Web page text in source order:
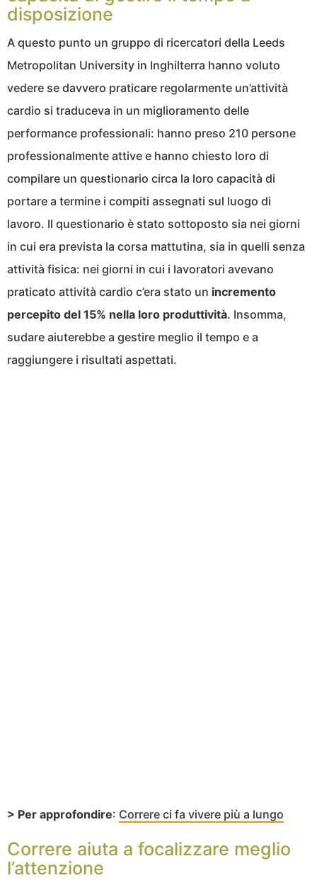
disposizione
A questo punto un gruppo di ricercatori della Leeds
Metropolitan University in Inghilterra hanno voluto
vedere se davvero praticare regolarmente un’attività
cardio si traduceva in un miglioramento delle
performance professionali: hanno preso 210 persone
professionalmente attive e hanno chiesto loro di
compilare un questionario circa la loro capacità di
portare a termine i compiti assegnati sul luogo di
lavoro. Il questionario è stato sottoposto sia nei giorni
in cui era prevista la corsa mattutina, sia in quelli senza
attività fisica: nei giorni in cui i lavoratori avevano
praticato attività cardio c’era stato un incremento
percepito del 15% nella loro produttività. Insomma,
sudare aiuterebbe a gestire meglio il tempo e a
raggiungere i risultati aspettati.
> Per approfondire: Correre ci fa vivere più a lungo
Correre aiuta a focalizzare meglio
l’attenzione